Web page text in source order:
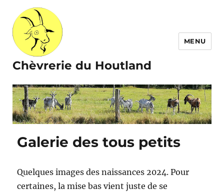
Chèvrerie du Houtland
MENU
Galerie des tous petits
Quelques images des naissances 2024. Pour
certaines, la mise bas vient juste de se